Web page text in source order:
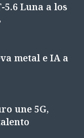
5.6 Luna a los
metal e IA a
une 5G,